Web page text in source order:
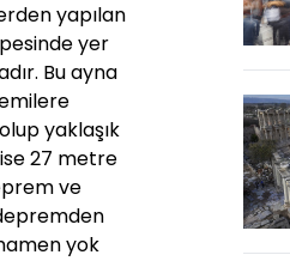
yapılan
yer
Bu ayna
yaklaşık
27 metre
ve
yok